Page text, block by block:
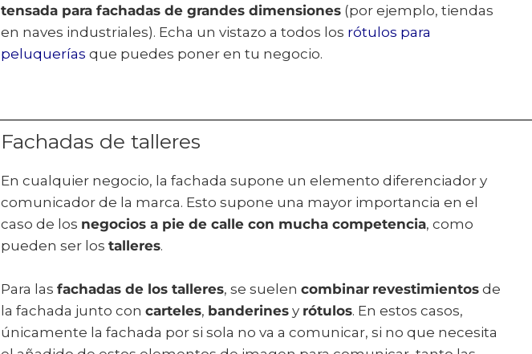
tensada para fachadas de grandes dimensiones (por ejemplo, tiendas
en naves industriales). Echa un vistazo a todos los rótulos para
peluquerías que puedes poner en tu negocio.
Fachadas de talleres
En cualquier negocio, la fachada supone un elemento diferenciador y
comunicador de la marca. Esto supone una mayor importancia en el
caso de los negocios a pie de calle con mucha competencia, como
pueden ser los talleres.
Para las fachadas de los talleres, se suelen combinar revestimientos de
la fachada junto con carteles, banderines y rótulos. En estos casos,
únicamente la fachada por si sola no va a comunicar, si no que necesita